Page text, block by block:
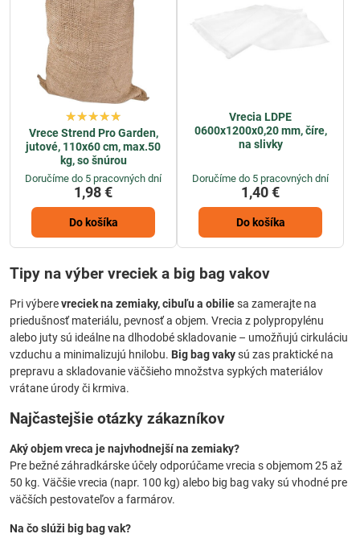
Vrece Strend Pro Garden,
jutové, 110x60 cm, max.50
kg, so šnúrou
Doručíme do 5 pracovných dní
1,98 €
Do košíka
Vrecia LDPE
0600x1200x0,20 mm, číre,
na slivky
Doručíme do 5 pracovných dní
1,40 €
Do košíka
Tipy na výber vreciek a big bag vakov
Pri výberevreciek na zemiaky, cibuľu a obiliesa zamerajte na
priedušnosť materiálu, pevnosť a objem. Vrecia z polypropylénu
alebo juty sú ideálne na dlhodobé skladovanie – umožňujú cirkuláciu
vzduchu a minimalizujú hnilobu. Big bag vakysú zas praktické na
prepravu a skladovanie väčšieho množstva sypkých materiálov
vrátane úrody či krmiva.
Najčastejšie otázky zákazníkov
Aký objem vreca je najvhodnejší na zemiaky?
Pre bežné záhradkárske účely odporúčame vrecia s objemom 25 až
50 kg. Väčšie vrecia (napr. 100 kg) alebo big bag vaky sú vhodné pre
väčších pestovateľov a farmárov.
Na čo slúži big bag vak?